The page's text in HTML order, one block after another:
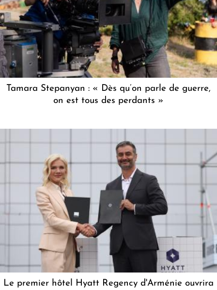
Tamara Stepanyan : « Dès qu’on parle de guerre,
on est tous des perdants »
Le premier hôtel Hyatt Regency d'Arménie ouvrira